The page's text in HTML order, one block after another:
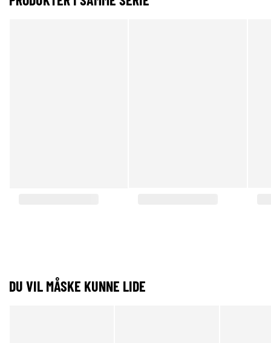
DU VIL MÅSKE KUNNE LIDE